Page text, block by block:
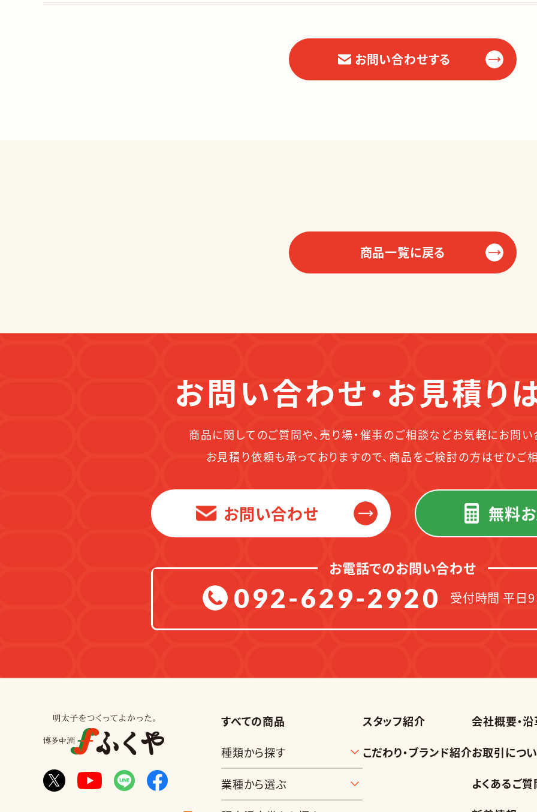
お問い合わせする
商品一覧に戻る
お問い合わせ・お見積り
商品に関してのご質問や、売り場・催事のご相談などお気軽にお問い
お見積り依頼も承っておりますので、商品をご検討の方はぜひご
お問い合わせ 無料
お電話でのお問い合わせ
092-629-2920 受付時間 平日9
すべての商品
種類から探す
業種から選ぶ
スタッフ紹介
こだわり・ブランド紹介
会社概要・
お取引につ
よくあるご